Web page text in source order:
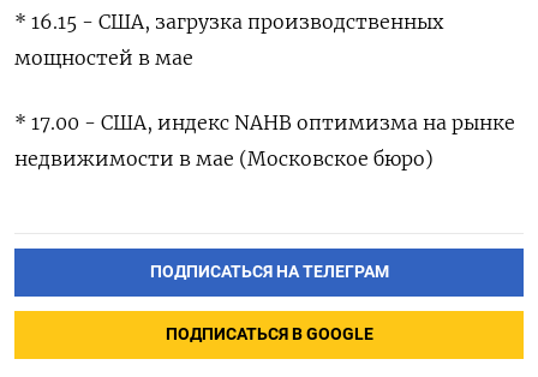
* 16.15 - США, загрузка производственных
‌мощностей в мае
* 17.00 - США, ​индекс NAHB оптимизма на рынке
‌недвижимости в мае (Московское бюро)
ПОДПИСАТЬСЯ НА ТЕЛЕГРАМ
ПОДПИСАТЬСЯ В GOOGLE